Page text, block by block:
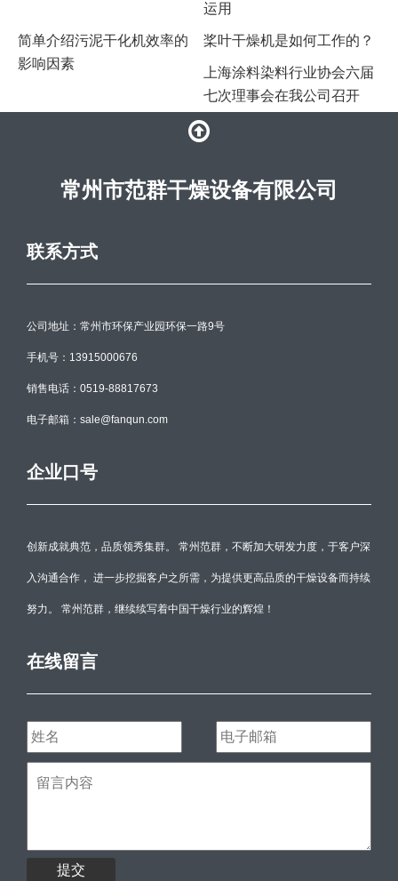
运用
​简单介绍污泥干化机效率的
影响因素
桨叶干燥机是如何工作的？
上海涂料染料行业协会六届
七次理事会在我公司召开
常州市范群干燥设备有限公司
联系方式
公司地址：常州市环保产业园环保一路9号
手机号：13915000676
销售电话：0519-88817673
电子邮箱：sale@fanqun.com
企业口号
创新成就典范，品质领秀集群。 常州范群，不断加大研发力度，于客户深
入沟通合作， 进一步挖掘客户之所需，为提供更高品质的干燥设备而持续
努力。 常州范群，继续续写着中国干燥行业的辉煌！
在线留言
提交